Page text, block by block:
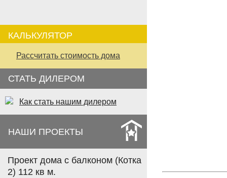
КАЛЬКУЛЯТОР
Рассчитать стоимость дома
СТАТЬ ДИЛЕРОМ
Как стать нашим дилером
НАШИ ПРОЕКТЫ
Проект дома с балконом (Котка
2) 112 кв м.